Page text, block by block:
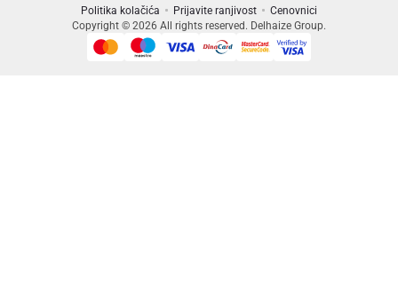
Politika kolačića
Prijavite ranjivost
Cenovnici
Copyright © 2026 All rights reserved. Delhaize Group.